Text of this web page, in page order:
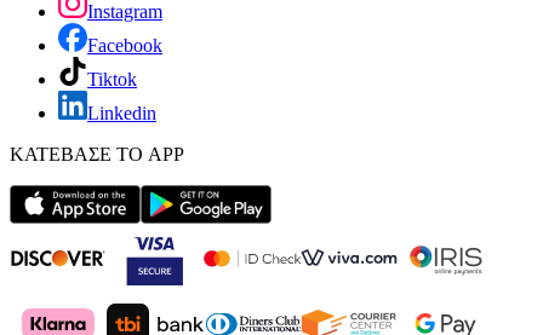
Instagram
Facebook
Tiktok
Linkedin
ΚΑΤΕΒΑΣΕ ΤΟ APP